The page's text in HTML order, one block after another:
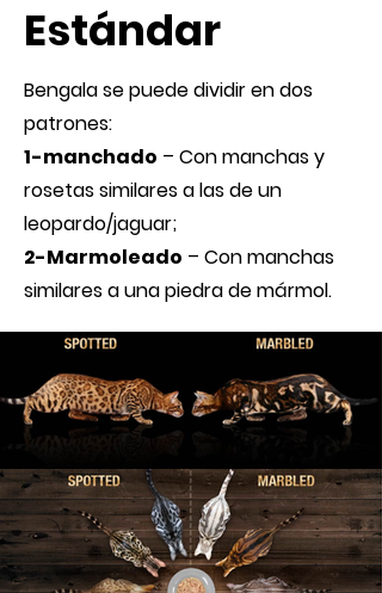
Estándar
Bengala se puede dividir en dos
patrones:
1-manchado – Con manchas y
rosetas similares a las de un
leopardo/jaguar;
2-Marmoleado – Con manchas
similares a una piedra de mármol.